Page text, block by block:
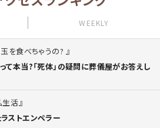
WEEKLY
を食べちゃうの?
て本当?「死体」の疑問に葬儀屋がお答えし
生活
ストエンペラー